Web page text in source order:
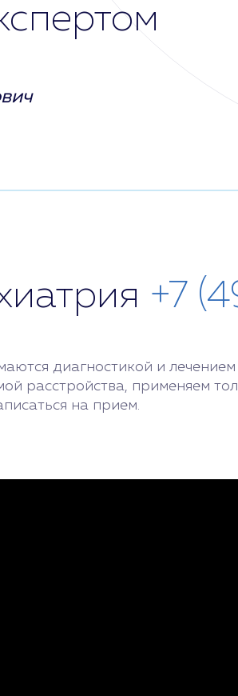
+7
диагностикой и
расстройства, применяем
на прием.